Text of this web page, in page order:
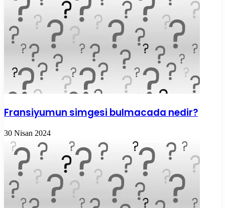
Fransiyumun simgesi bulmacada nedir?
30 Nisan 2024